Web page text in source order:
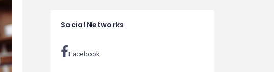
Social Networks
Facebook